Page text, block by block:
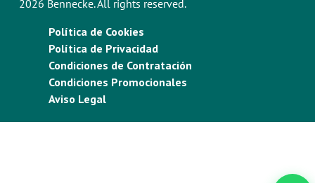
2026 Bennecke. All rights reserved.
Política de Cookies
Política de Privacidad
Condiciones de Contratación
Condiciones Promocionales
Aviso Legal